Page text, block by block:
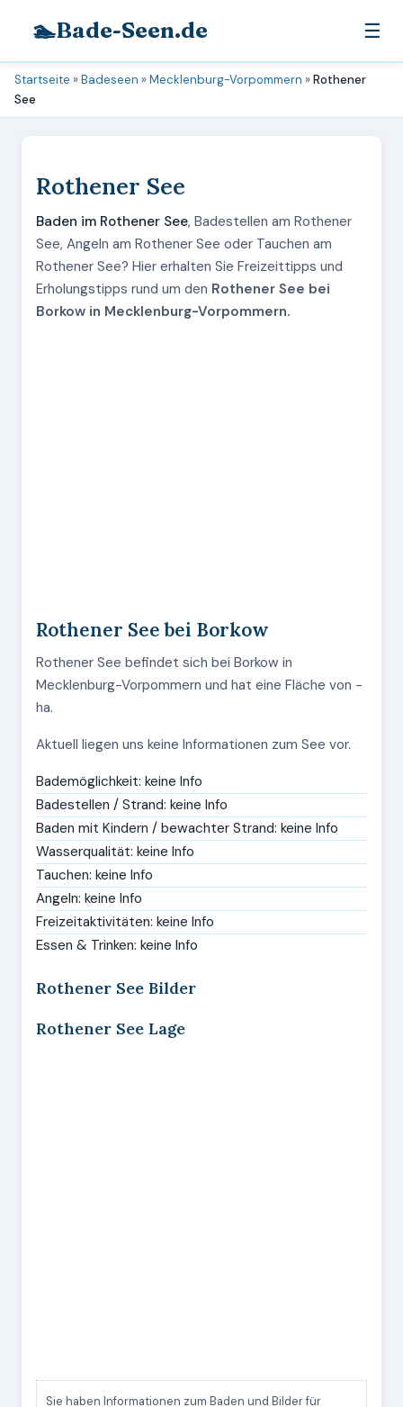
🏊Bade-Seen.de ☰
Startseite »Badeseen »Mecklenburg-Vorpommern »Rothener
See
Rothener See
Baden im Rothener See, Badestellen am Rothener
See, Angeln am Rothener See oder Tauchen am
Rothener See? Hier erhalten Sie Freizeittipps und
Erholungstipps rund um den Rothener See bei
Borkow in Mecklenburg-Vorpommern.
Rothener See bei Borkow
Rothener See befindet sich bei Borkow in
Mecklenburg-Vorpommern und hat eine Fläche von -
ha.
Aktuell liegen uns keine Informationen zum See vor.
Bademöglichkeit: keine Info
Badestellen / Strand: keine Info
Baden mit Kindern / bewachter Strand: keine Info
Wasserqualität: keine Info
Tauchen: keine Info
Angeln: keine Info
Freizeitaktivitäten: keine Info
Essen & Trinken: keine Info
Rothener See Bilder
Rothener See Lage
Sie haben Informationen zum Baden und Bilder für